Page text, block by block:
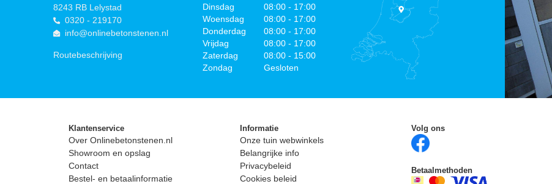
8243 RB Lelystad
0320 - 219170
info@onlinebetonstenen.nl
Routebeschrijving
Dinsdag
08:00 - 17:00
Woensdag
08:00 - 17:00
Donderdag
08:00 - 17:00
Vrijdag
08:00 - 17:00
Zaterdag
08:00 - 15:00
Zondag
Gesloten
Klantenservice
Over Onlinebetonstenen.nl
Showroom en opslag
Contact
Bestel- en betaalinformatie
Informatie
Onze tuin webwinkels
Belangrijke info
Privacybeleid
Cookies beleid
Volg ons
Betaalmethoden